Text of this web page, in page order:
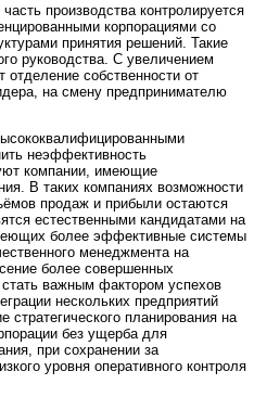
производства контролируется
корпорациями со
принятия решений. Такие
руководства. С увеличением
отделение собственности от
на смену предпринимателю
неэффективность
компании, имеющие
В таких компаниях возможности
продаж и прибыли остаются
естественными кандидатами на
более эффективные системы
менеджмента на
более совершенных
важным фактором успехов
нескольких предприятий
планирования на
без ущерба для
при сохранении за
уровня оперативного контроля